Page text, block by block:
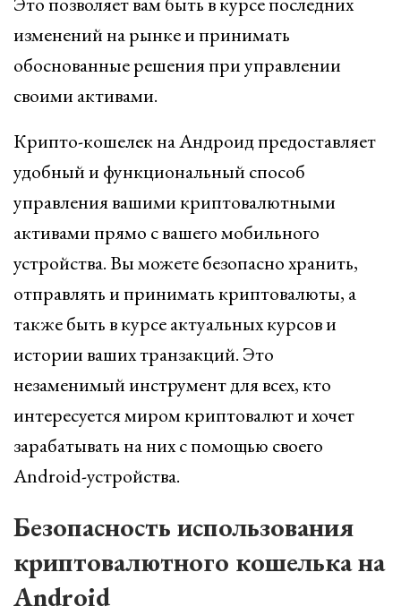
изменений на рынке и принимать
обоснованные решения при управлении
своими активами.
Крипто-кошелек на Андроид предоставляет
удобный и функциональный способ
управления вашими криптовалютными
активами прямо с вашего мобильного
устройства. Вы можете безопасно хранить,
отправлять и принимать криптовалюты, а
также быть в курсе актуальных курсов и
истории ваших транзакций. Это
незаменимый инструмент для всех, кто
интересуется миром криптовалют и хочет
зарабатывать на них с помощью своего
Android-устройства.
Безопасность использования
криптовалютного кошелька на
Android